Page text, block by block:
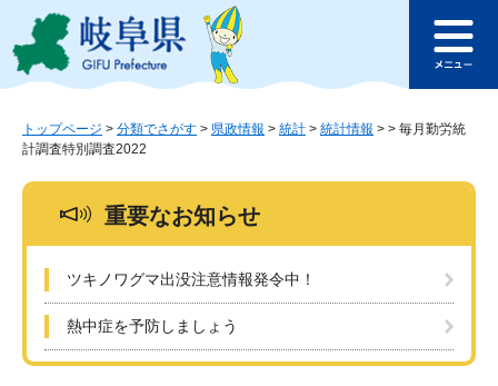
ジ
ュ
このページの本文へ
ュ
トップページ > 分類でさがす > 県政情報 > 統計 > 統計情報 > > 毎月勤労統
計調査特別調査2022
重要なお知らせ
ツキノワグマ出没注意情報発令中！
熱中症を予防しましょう